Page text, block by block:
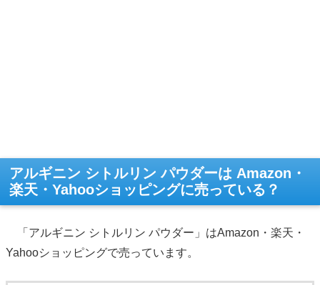
アルギニン シトルリン パウダーは Amazon・
楽天・Yahooショッピングに売っている？
「アルギニン シトルリン パウダー」はAmazon・楽天・
Yahooショッピングで売っています。